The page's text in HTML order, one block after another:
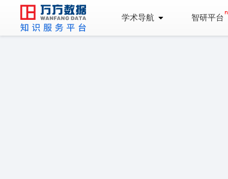
学术导航 智研平台